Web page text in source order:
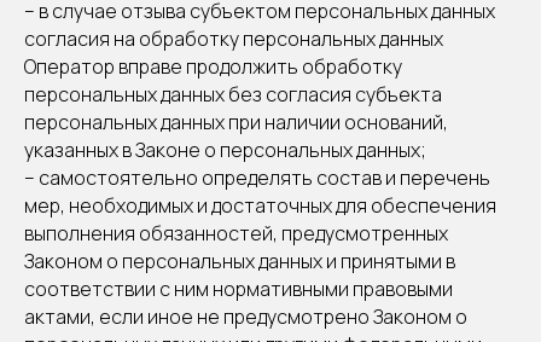
– в случае отзыва субъектом персональных данных
согласия на обработку персональных данных
Оператор вправе продолжить обработку
персональных данных без согласия субъекта
персональных данных при наличии оснований,
указанных в Законе о персональных данных;
– самостоятельно определять состав и перечень
мер, необходимых и достаточных для обеспечения
выполнения обязанностей, предусмотренных
Законом о персональных данных и принятыми в
соответствии с ним нормативными правовыми
актами, если иное не предусмотрено Законом о